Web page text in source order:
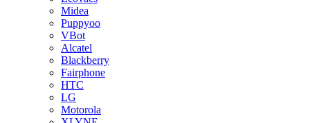
Midea
Puppyoo
VBot
Alcatel
Blackberry
Fairphone
HTC
LG
Motorola